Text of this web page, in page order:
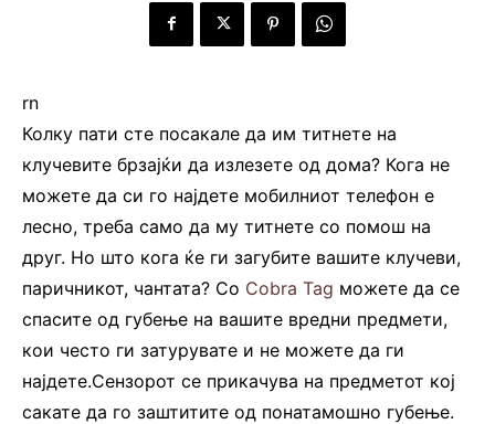
rn
Колку пати сте посакале да им титнете на
клучевите брзајќи да излезете од дома? Кога не
можете да си го најдете мобилниот телефон е
лесно, треба само да му титнете со помош на
друг. Но што кога ќе ги загубите вашите клучеви,
паричникот, чантата? Со Cobra Tag можете да се
спасите од губење на вашите вредни предмети,
кои често ги затурувате и не можете да ги
најдете.Сензорот се прикачува на предметот кој
сакате да го заштитите од понатамошно губење.